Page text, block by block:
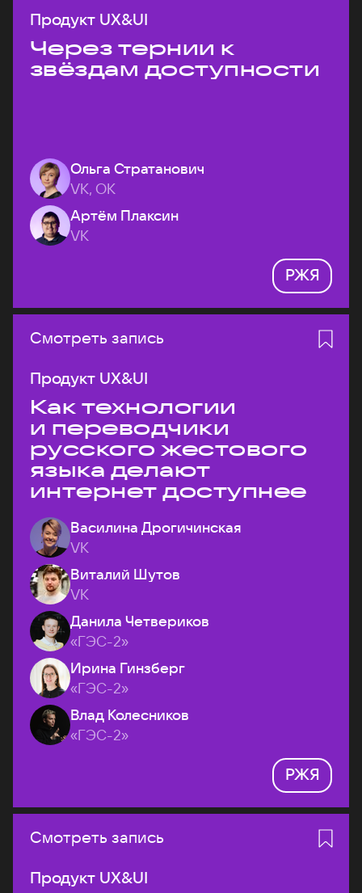
Продукт UX&UI
Через тернии к
звёздам доступности
Ольга Стратанович
VK, ОК
Артём Плаксин
VK
РЖЯ
Смотреть запись
Продукт UX&UI
Как технологии
и переводчики
русского жестового
языка делают
интернет доступнее
Василина Дрогичинская
VK
Виталий Шутов
VK
Данила Четвериков
«ГЭС-2»
Ирина Гинзберг
«ГЭС-2»
Влад Колесников
«ГЭС-2»
РЖЯ
Смотреть запись
Продукт UX&UI